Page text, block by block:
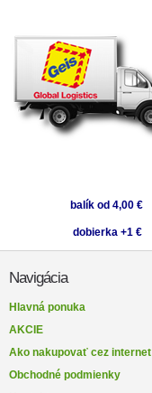
balík od 4,00 €
dobierka +1 €
Navigácia
Hlavná ponuka
AKCIE
Ako nakupovať cez internet
Obchodné podmienky